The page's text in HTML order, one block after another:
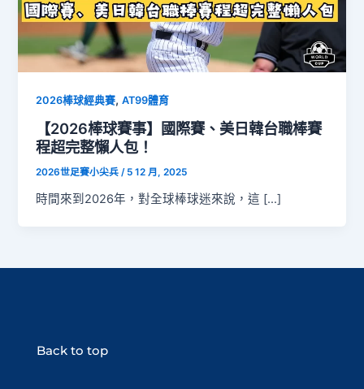
2026棒球經典賽,AT99體育
【2026棒球賽事】國際賽、美日韓台職棒賽
程超完整懶人包！
2026世足賽小尖兵/ 5 12 月, 2025
時間來到2026年，對全球棒球迷來說，這 […]
Back to top